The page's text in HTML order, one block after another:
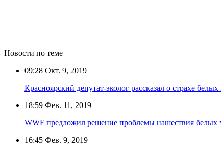
Новости по теме
09:28 Окт. 9, 2019
Красноярский депутат-эколог рассказал о страхе
18:59 Фев. 11, 2019
WWF предложил решение проблемы нашествия белых
16:45 Фев. 9, 2019